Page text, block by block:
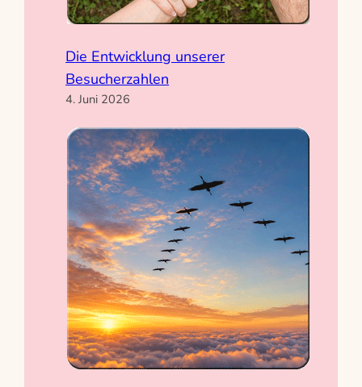
Die Entwicklung unserer
Besucherzahlen
4. Juni 2026